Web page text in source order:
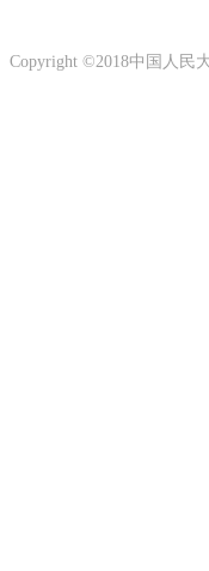
Copyright ©2018中国人民